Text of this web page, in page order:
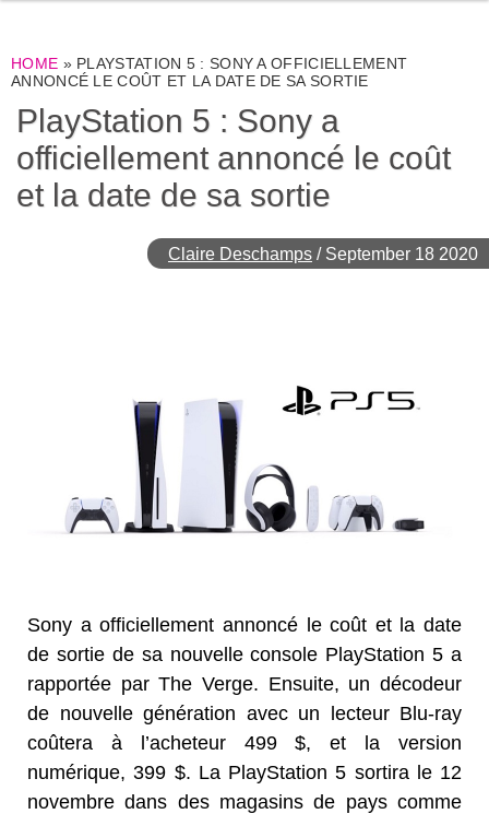
HOME » PLAYSTATION 5 : SONY A OFFICIELLEMENT
ANNONCÉ LE COÛT ET LA DATE DE SA SORTIE
PlayStation 5 : Sony a
officiellement annoncé le coût
et la date de sa sortie
Claire Deschamps / September 18 2020
Sony a officiellement annoncé le coût et la date
de sortie de sa nouvelle console PlayStation 5 a
rapportée par The Verge. Ensuite, un décodeur
de nouvelle génération avec un lecteur Blu-ray
coûtera à l’acheteur 499 $, et la version
numérique, 399 $. La PlayStation 5 sortira le 12
novembre dans des magasins de pays comme